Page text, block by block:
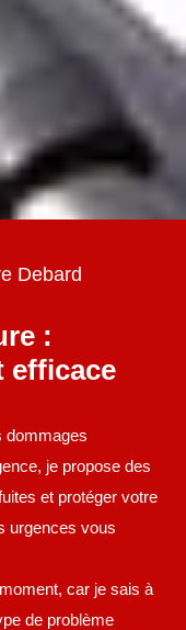
Debard
:
efficace
dommages
je propose des
et protéger votre
urgences vous
car je sais à
de problème